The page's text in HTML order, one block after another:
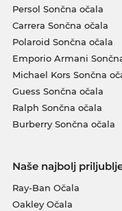
Persol Sončna očala
Carrera Sončna očala
Polaroid Sončna očala
Emporio Armani
Michael Kors Sončna
Guess Sončna očala
Ralph Sončna očala
Burberry Sončna očala
Naše najbolj
Ray-Ban Očala
Oakley Očala